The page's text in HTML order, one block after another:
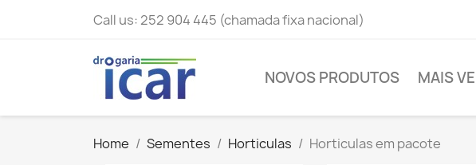
Call us: 252 904 445 (chamada fixa nacional)
NOVOS PRODUTOS MAIS
Home Sementes Horticulas Horticulas em pacote